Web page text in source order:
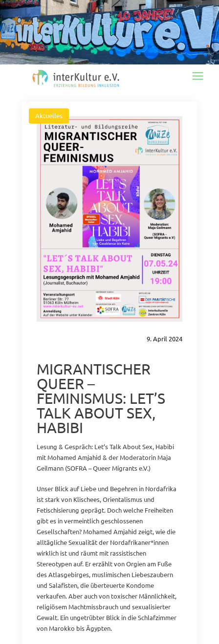
Main
Aktuelles
9. April 2024
MIGRANTISCHER
QUEER –
FEMINISMUS: LET’S
TALK ABOUT SEX,
HABIBI
Lesung & Gespräch: Let’s Talk About Sex, Habibi
mit Mohamed Amjahid & der Moderatorin Maja
Geilmann (SOFRA – Queer Migrants e.V.)
Unser Blick auf Liebe und Begehren in Nordafrika
ist stark von Klischees, Orientalismus und
Fetischisierung geprägt. Doch welche Freiheiten
gibt es in vermeintlich geschlossenen
Gesellschaften? Mohamed Amjahid zeigt, wie die
alltägliche Sexualität der Nordafrikaner*innen
wirklich ist und räumt mit rassistischen
Stereotypen auf. Er erzählt von Orgien am Fuße
des Atlasgebirges, muslimischen Liebeszaubern
und Salafisten, die überteuerte Kondome
verkaufen. Aber auch von toxischer Männlichkeit,
religiösem Machtmissbrauch und sexualisierter
Gewalt. Ein ungetrübter Blick in die Schlafzimmer
von Marokko bis Ägypten.